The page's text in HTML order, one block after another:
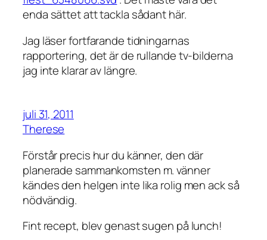
enda sättet att tackla sådant här.
Jag läser fortfarande tidningarnas
rapportering, det är de rullande tv-bilderna
jag inte klarar av längre.
juli 31, 2011
Therese
Förstår precis hur du känner, den där
planerade sammankomsten m. vänner
kändes den helgen inte lika rolig men ack så
nödvändig.
Fint recept, blev genast sugen på lunch!